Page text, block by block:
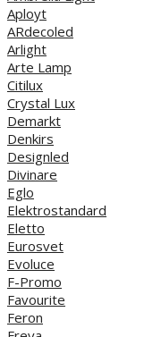
Aployt
ARdecoled
Arlight
Arte Lamp
Citilux
Crystal Lux
Demarkt
Denkirs
Designled
Divinare
Eglo
Elektrostandard
Eletto
Eurosvet
Evoluce
F-Promo
Favourite
Feron